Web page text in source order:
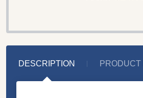
DESCRIPTION